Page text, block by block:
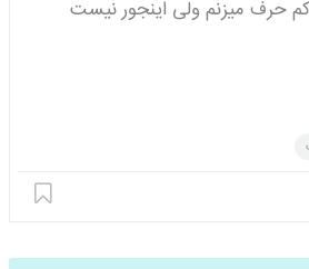
حرف میزنم ولی اینجور نیست